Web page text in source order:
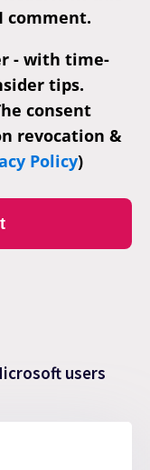
comment.
- with time-
tips.
consent
revocation &
Policy)
users